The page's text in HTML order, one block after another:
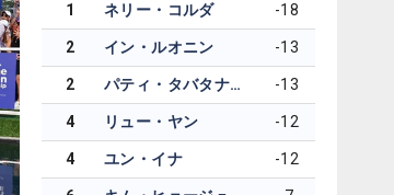
1 ネリー・コルダ -18
2 イン・ルオニン -13
2 パティ・タバタナキト -13
4 リュー・ヤン -12
4 ユン・イナ -12